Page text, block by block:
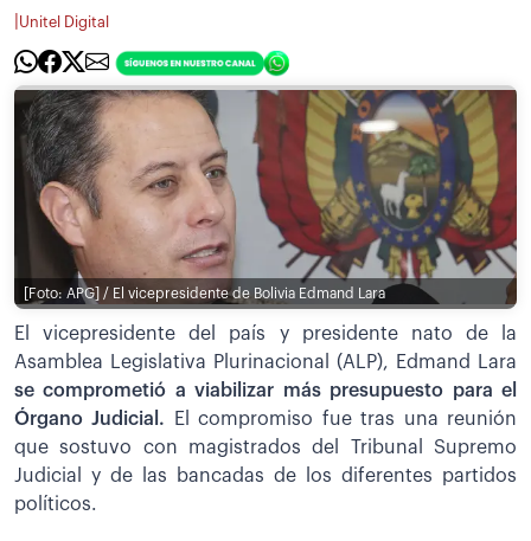
Unitel Digital
[Foto: APG] / El vicepresidente de Bolivia Edmand Lara
El vicepresidente del país y presidente nato de la
Asamblea Legislativa Plurinacional (ALP), Edmand Lara
se comprometió a viabilizar más presupuesto para el
Órgano Judicial.
El compromiso fue tras una reunión
que sostuvo con magistrados del Tribunal Supremo
Judicial y de las bancadas de los diferentes partidos
políticos.